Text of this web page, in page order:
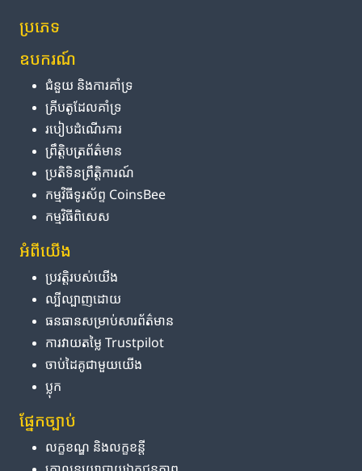
ប្រភេទ
ឧបករណ៍
ជំនួយ និង​ការ​គាំទ្រ
គ្រីបតូ​ដែល​គាំទ្រ
របៀប​ដំណើរការ
ព្រឹត្តិបត្រ​ព័ត៌មាន
ប្រតិទិន​ព្រឹត្តិការណ៍
កម្មវិធី​ទូរស័ព្ទ CoinsBee
កម្មវិធីពិសេស
អំពី​យើង
ប្រវត្តិ​របស់​យើង
ល្បីល្បាញ​ដោយ
ធនធាន​សម្រាប់​សារព័ត៌មាន
ការ​វាយតម្លៃ Trustpilot
ចាប់ដៃគូ​ជាមួយ​យើង
ប្លុក
ផ្នែក​ច្បាប់
លក្ខខណ្ឌ និង​លក្ខខន្តី